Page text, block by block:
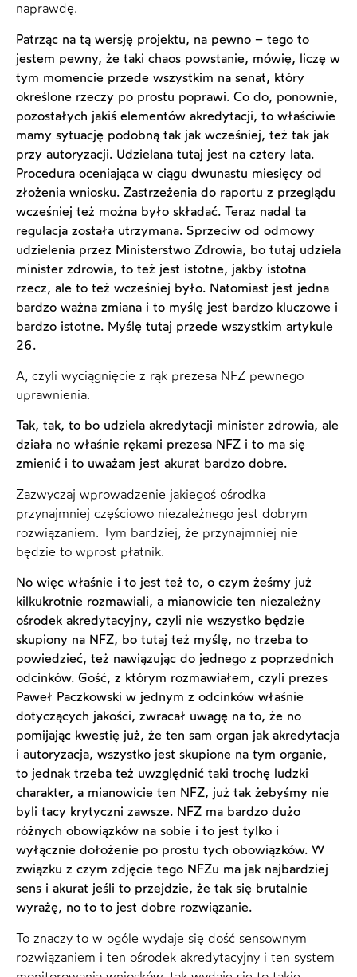
naprawdę.
Patrząc na tą wersję projektu, na pewno – tego to
jestem pewny, że taki chaos powstanie, mówię, liczę w
tym momencie przede wszystkim na senat, który
określone rzeczy po prostu poprawi. Co do, ponownie,
pozostałych jakiś elementów akredytacji, to właściwie
mamy sytuację podobną tak jak wcześniej, też tak jak
przy autoryzacji. Udzielana tutaj jest na cztery lata.
Procedura oceniająca w ciągu dwunastu miesięcy od
złożenia wniosku. Zastrzeżenia do raportu z przeglądu
wcześniej też można było składać. Teraz nadal ta
regulacja została utrzymana. Sprzeciw od odmowy
udzielenia przez Ministerstwo Zdrowia, bo tutaj udziela
minister zdrowia, to też jest istotne, jakby istotna
rzecz, ale to też wcześniej było. Natomiast jest jedna
bardzo ważna zmiana i to myślę jest bardzo kluczowe i
bardzo istotne. Myślę tutaj przede wszystkim artykule
26.
A, czyli wyciągnięcie z rąk prezesa NFZ pewnego
uprawnienia.
Tak, tak, to bo udziela akredytacji minister zdrowia, ale
działa no właśnie rękami prezesa NFZ i to ma się
zmienić i to uważam jest akurat bardzo dobre.
Zazwyczaj wprowadzenie jakiegoś ośrodka
przynajmniej częściowo niezależnego jest dobrym
rozwiązaniem. Tym bardziej, że przynajmniej nie
będzie to wprost płatnik.
No więc właśnie i to jest też to, o czym żeśmy już
kilkukrotnie rozmawiali, a mianowicie ten niezależny
ośrodek akredytacyjny, czyli nie wszystko będzie
skupiony na NFZ, bo tutaj też myślę, no trzeba to
powiedzieć, też nawiązując do jednego z poprzednich
odcinków. Gość, z którym rozmawiałem, czyli prezes
Paweł Paczkowski w jednym z odcinków właśnie
dotyczących jakości, zwracał uwagę na to, że no
pomijając kwestię już, że ten sam organ jak akredytacja
i autoryzacja, wszystko jest skupione na tym organie,
to jednak trzeba też uwzględnić taki trochę ludzki
charakter, a mianowicie ten NFZ, już tak żebyśmy nie
byli tacy krytyczni zawsze. NFZ ma bardzo dużo
różnych obowiązków na sobie i to jest tylko i
wyłącznie dołożenie po prostu tych obowiązków. W
związku z czym zdjęcie tego NFZu ma jak najbardziej
sens i akurat jeśli to przejdzie, że tak się brutalnie
wyrażę, no to to jest dobre rozwiązanie.
To znaczy to w ogóle wydaje się dość sensownym
rozwiązaniem i ten ośrodek akredytacyjny i ten system